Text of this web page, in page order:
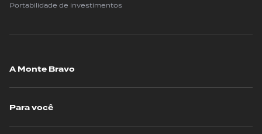
Portabilidade de Investimentos
A Monte Bravo
Para você